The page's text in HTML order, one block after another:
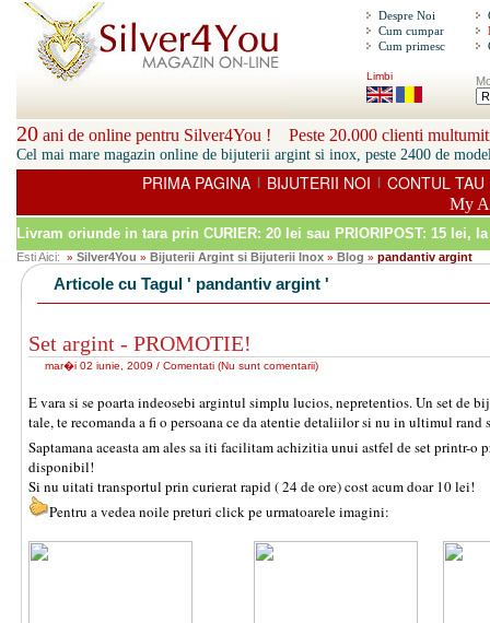
Despre Noi
Cum cumpar
Cum primesc
Limbi
20 ani de online pentru Silver4You ! Peste 20.000 clienti
Cel mai mare magazin online de bijuterii argint si inox, peste 2400 de
PRIMA PAGINA | BIJUTERII NOI | CONTUL TAU
My
Livram oriunde in tara prin CURIER: 20 lei sau PRIORIPOST: 15 lei,
Esti Aici: » Silver4You » Bijuterii Argint si Bijuterii Inox » Blog » pandantiv argint
Articole cu Tagul ' pandantiv argint '
Set argint - PROMOTIE!
mar�i 02 iunie, 2009 / Comentati (Nu sunt comentarii)
E vara si se poarta indeosebi argintul simplu lucios, nepretentios. Un set
tale, te recomanda a fi o persoana ce da atentie detaliilor si nu in ultimul
Saptamana aceasta am ales sa iti facilitam achizitia unui astfel de set printr-o
disponibil!
Si nu uitati transportul prin curierat rapid ( 24 de ore) cost acum doar 10 lei!
Pentru a vedea noile preturi click pe urmatoarele imagini: